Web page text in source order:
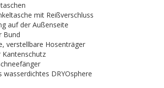
mit Reißverschluss
auf der Außenseite
Bund
verstellbare Hosenträger
wasserdichtes DRYOsphere